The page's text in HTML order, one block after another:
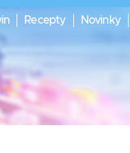
Recepty Novinky